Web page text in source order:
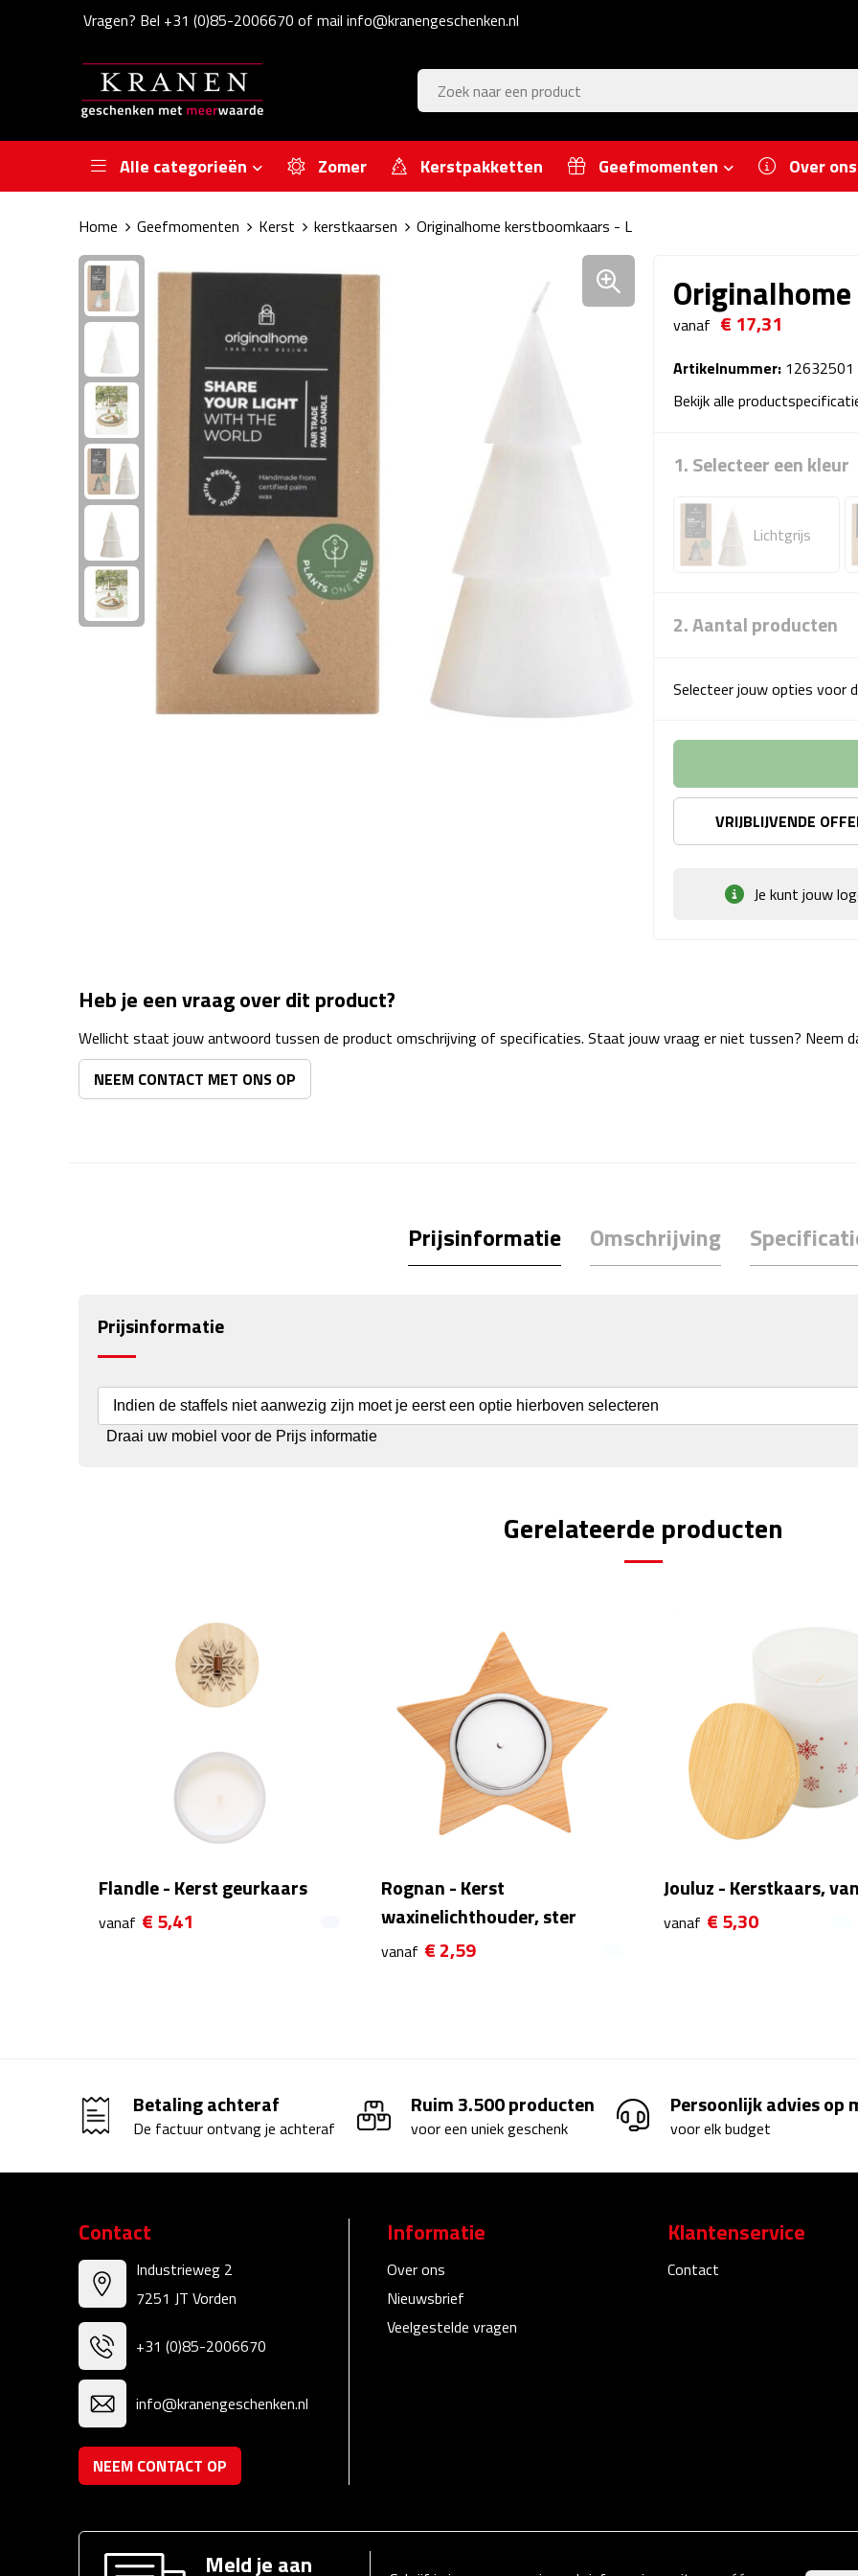
Vragen? Bel +31 (0)85-2006670 of mail info@kranengeschenken.nl
Alle categorieën Zomer Kerstpakketten Geefmomenten Over ons
Home Geefmomenten Kerst kerstkaarsen Originalhome kerstboomkaars - L
vanaf € 17,31
Artikelnummer: 12632501
Bekijk alle
1. Selecteer een kleur
Lichtgrijs
2. Aantal producten
Selecteer jouw opties voor
VRIJBLIJVENDE
Je kunt jouw
Heb je een vraag over dit product?
Wellicht staat jouw antwoord tussen de product omschrijving of specificaties. Staat jouw vraag er niet tussen? Neem
NEEM CONTACT MET ONS OP
Prijsinformatie Omschrijving
Prijsinformatie
Indien de staffels niet aanwezig zijn moet je eerst een optie hierboven selecteren
Draai uw mobiel voor de Prijs informatie
Gerelateerde producten
Flandle - Kerst geurkaars
vanaf € 5,41
Rognan - Kerst
waxinelichthouder, ster
vanaf € 2,59
Jouluz - Kerstkaars,
vanaf € 5,30
Betaling achteraf
De factuur ontvang je achteraf
Ruim 3.500 producten
voor een uniek geschenk
Persoonlijk advies op
voor elk budget
Contact
Industrieweg 2
7251 JT Vorden
+31 (0)85-2006670
info@kranengeschenken.nl
NEEM CONTACT OP
Informatie
Over ons
Nieuwsbrief
Veelgestelde vragen
Klantenservice
Contact
Meld je aan